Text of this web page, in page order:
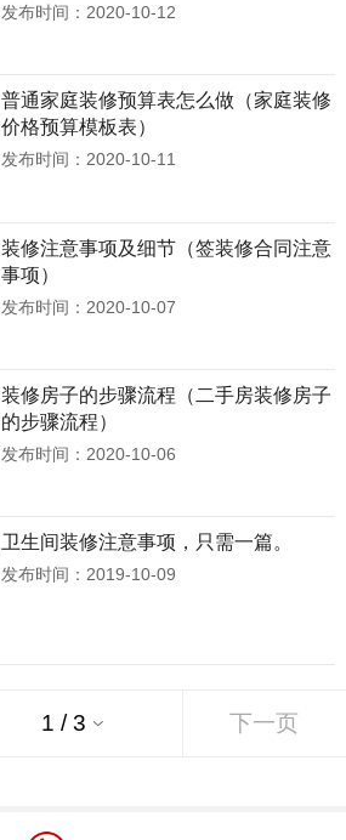
发布时间：2020-10-12
普通家庭装修预算表怎么做（家庭装修
价格预算模板表）
发布时间：2020-10-11
装修注意事项及细节（签装修合同注意
事项）
发布时间：2020-10-07
装修房子的步骤流程（二手房装修房子
的步骤流程）
发布时间：2020-10-06
卫生间装修注意事项，只需一篇。
发布时间：2019-10-09
下一页